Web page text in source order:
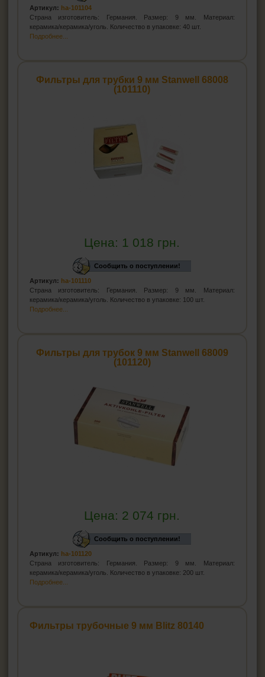
Артикул: ha-101104
Страна изготовитель: Германия. Размер: 9 мм. Материал:
керамика/керамика/уголь. Количество в упаковке: 40 шт.
Подробнее...
Фильтры для трубки 9 мм Stanwell 68008
(101110)
Цена: 1 018 грн.
Сообщить о поступлении!
Артикул: ha-101110
Страна изготовитель: Германия. Размер: 9 мм. Материал:
керамика/керамика/уголь. Количество в упаковке: 100 шт.
Подробнее...
Фильтры для трубок 9 мм Stanwell 68009
(101120)
Цена: 2 074 грн.
Сообщить о поступлении!
Артикул: ha-101120
Страна изготовитель: Германия. Размер: 9 мм. Материал:
керамика/керамика/уголь. Количество в упаковке: 200 шт.
Подробнее...
Фильтры трубочные 9 мм Blitz 80140